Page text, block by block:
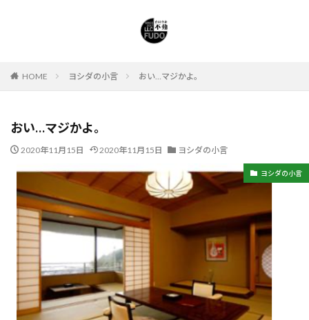
HOME ヨシダの小言 おい…マジかよ。
おい…マジかよ。
2020年11月15日 2020年11月15日 ヨシダの小言
ヨシダの小言